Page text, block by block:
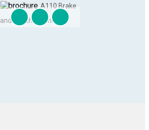
A110 Brake
and Clutch Cleaner